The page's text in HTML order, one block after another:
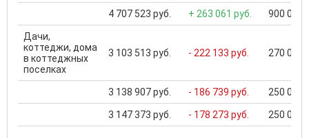
4 707 523 руб. + 263 061 руб. 900 000
Дачи,
коттеджи, дома
в коттеджных
поселках
3 103 513 руб. - 222 133 руб. 270 000
3 138 907 руб. - 186 739 руб. 250 000
3 147 373 руб. - 178 273 руб. 250 000